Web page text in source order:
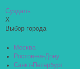
Суздаль
X
Выбор города
Москва
Ростов-на-Дону
Санкт-Петербург